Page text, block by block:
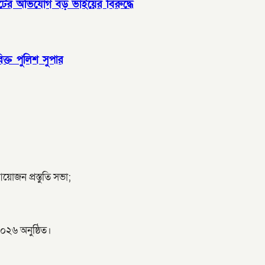
অভিযোগ বড় ভাইয়ের বিরুদ্ধে
পুলিশ সুপার
প্রস্তুতি সভা;
অনুষ্ঠিত।